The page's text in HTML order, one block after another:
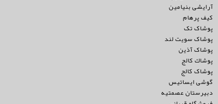
آرایشی بنیامین
کیف پرهام
پوشاک تک
پوشاک سویت لند
پوشاک آذین
پوشاك كالج
پوشاک کالج
گوشی ایساتیس
دبیرستان عصمتیه